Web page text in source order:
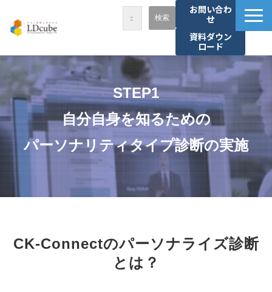
お問い合わ
せ
資料ダウン
ロード
LDcubeが選ばれる理由
サービス一覧
課題から探す
セミナー・講座
お役立ち情報
資料ダウンロード
STEP1
自分自身を知るための
パーソナリティタイプ診断の実施
CK-Connectのパーソナライズ診断
とは？